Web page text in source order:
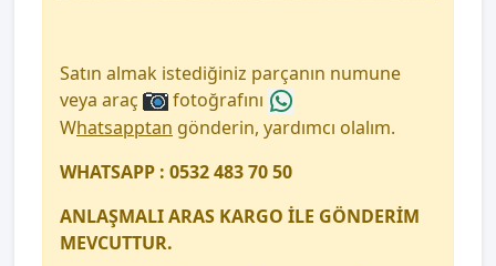
Satın almak istediğiniz parçanın numune
veya araç
fotoğrafını
Whatsapptan gönderin, yardımcı olalım.
WHATSAPP : 0532 483 70 50
ANLAŞMALI ARAS KARGO İLE GÖNDERİM
MEVCUTTUR.